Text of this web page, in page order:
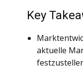
Key
aktuelle